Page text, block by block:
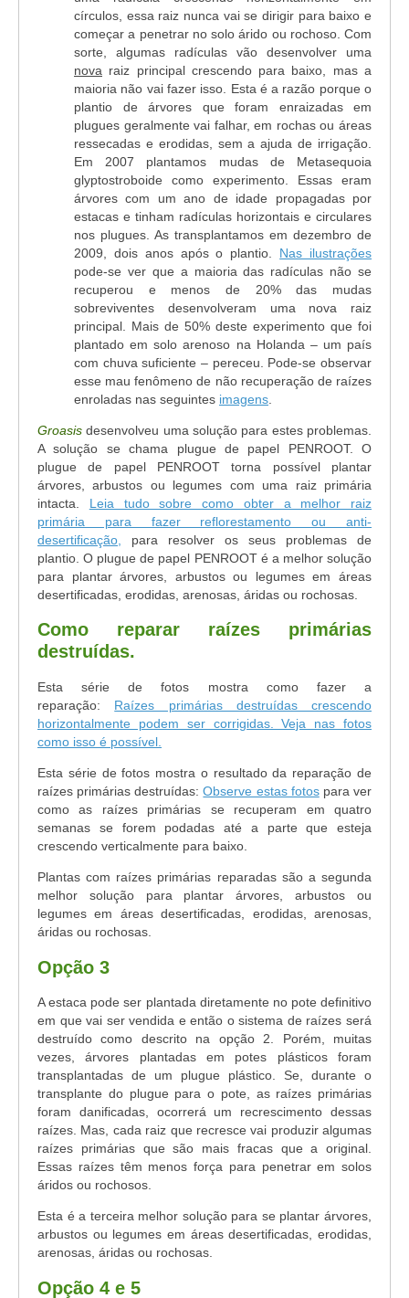
círculos, essa raiz nunca vai se dirigir para baixo e
começar a penetrar no solo árido ou rochoso. Com
sorte, algumas radículas vão desenvolver uma
nova raiz principal crescendo para baixo, mas a
maioria não vai fazer isso. Esta é a razão porque o
plantio de árvores que foram enraizadas em
plugues geralmente vai falhar, em rochas ou áreas
ressecadas e erodidas, sem a ajuda de irrigação.
Em 2007 plantamos mudas de Metasequoia
glyptostroboide como experimento. Essas eram
árvores com um ano de idade propagadas por
estacas e tinham radículas horizontais e circulares
nos plugues. As transplantamos em dezembro de
2009, dois anos após o plantio. Nas ilustrações
pode-se ver que a maioria das radículas não se
recuperou e menos de 20% das mudas
sobreviventes desenvolveram uma nova raiz
principal. Mais de 50% deste experimento que foi
plantado em solo arenoso na Holanda – um país
com chuva suficiente – pereceu. Pode-se observar
esse mau fenômeno de não recuperação de raízes
enroladas nas seguintes imagens
Groasis desenvolveu uma solução para estes problemas.
A solução se chama plugue de papel PENROOT. O
plugue de papel PENROOT torna possível plantar
árvores, arbustos ou legumes com uma raiz primária
intacta. Leia tudo sobre como obter a melhor raiz
primária para fazer reflorestamento ou anti-
desertificação,
para resolver os seus problemas de
plantio.O plugue de papel PENROOT é a melhor solução
para plantar árvores, arbustos ou legumes em áreas
desertificadas, erodidas, arenosas, áridas ou rochosas.
Como reparar raízes primárias
destruídas.
Esta série de fotos mostra como fazer a
reparação: Raízes primárias destruídas crescendo
horizontalmente podem ser corrigidas. Veja nas fotos
como isso é possível.
Esta série de fotos mostra o resultado da reparação de
raízes primárias destruídas:Observe estas fotospara ver
como as raízes primárias se recuperam em quatro
semanas se forem podadas até a parte que esteja
crescendo verticalmente para baixo.
Plantas com raízes primárias reparadas são a segunda
melhor solução para plantar árvores, arbustos ou
legumes em áreas desertificadas, erodidas, arenosas,
áridas ou rochosas.
Opção 3
A estaca pode ser plantada diretamente no pote definitivo
em que vai ser vendida e então o sistema de raízes será
destruído como descrito na opção 2. Porém, muitas
vezes, árvores plantadas em potes plásticos foram
transplantadas de um plugue plástico. Se, durante o
transplante do plugue para o pote, as raízes primárias
foram danificadas, ocorrerá um recrescimento dessas
raízes. Mas, cada raiz que recresce vai produzir algumas
raízes primárias que são mais fracas que a original.
Essas raízes têm menos força para penetrar em solos
áridos ou rochosos.
Esta é a terceira melhor solução para se plantar árvores,
arbustos ou legumes em áreas desertificadas, erodidas,
arenosas, áridas ou rochosas.
Opção 4 e 5